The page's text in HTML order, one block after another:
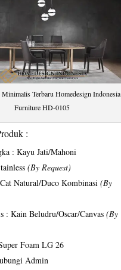
Terbaru Homedesign Indonesia
Furniture HD-0105
:
: Kayu Jati/Mahoni
(By Request)
Natural/Duco Kombinasi (By
: Kain Beludru/Oscar/Canvas (By
Foam LG 26
Admin